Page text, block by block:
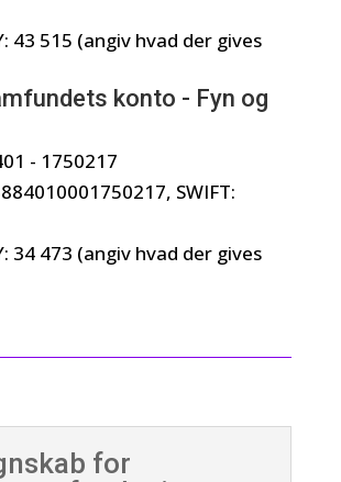
43 515 (angiv hvad der gives
konto - Fyn og
- 1750217
SWIFT:
34 473 (angiv hvad der gives
for